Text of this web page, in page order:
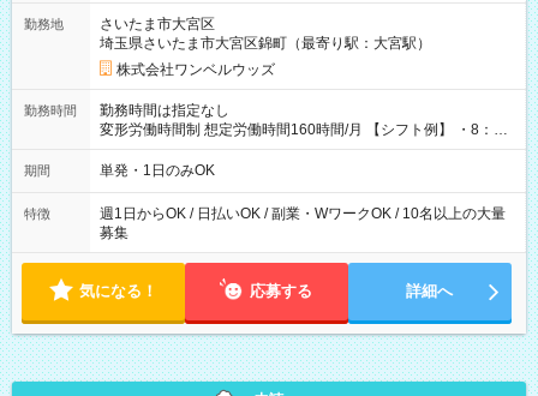
勤務地
さいたま市大宮区
埼玉県さいたま市大宮区錦町（最寄り駅：大宮駅）
株式会社ワンベルウッズ
勤務時間
勤務時間は指定なし
変形労働時間制 想定労働時間160時間/月 【シフト例】 ・8：00
～21：00
期間 単発・1日のみOK
特徴
週1日からOK / 日払いOK / 副業・WワークOK / 10名以上の大量
募集
気になる！ 応募する 詳細へ